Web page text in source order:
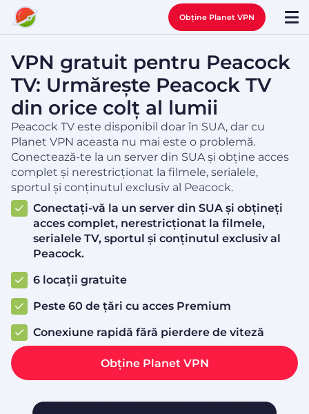
Obține Planet VPN
VPN gratuit pentru Peacock
TV: Urmărește Peacock TV
din orice colț al lumii
Peacock TV este disponibil doar în SUA, dar cu
Planet VPN aceasta nu mai este o problemă.
Conectează-te la un server din SUA și obține acces
complet și nerestricționat la filmele, serialele,
sportul și conținutul exclusiv al Peacock.
Conectați-vă la un server din SUA și obțineți
acces complet, nerestricționat la filmele,
serialele TV, sportul și conținutul exclusiv al
Peacock.
6 locații gratuite
Peste 60 de țări cu acces Premium
Conexiune rapidă fără pierdere de viteză
Obține Planet VPN